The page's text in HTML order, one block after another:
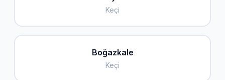
Keçi
Boğazkale
Keçi